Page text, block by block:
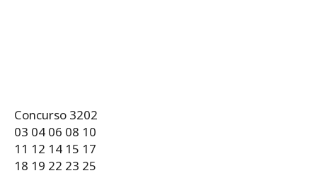
Concurso 3202
03 04 06 08 10
11 12 14 15 17
18 19 22 23 25